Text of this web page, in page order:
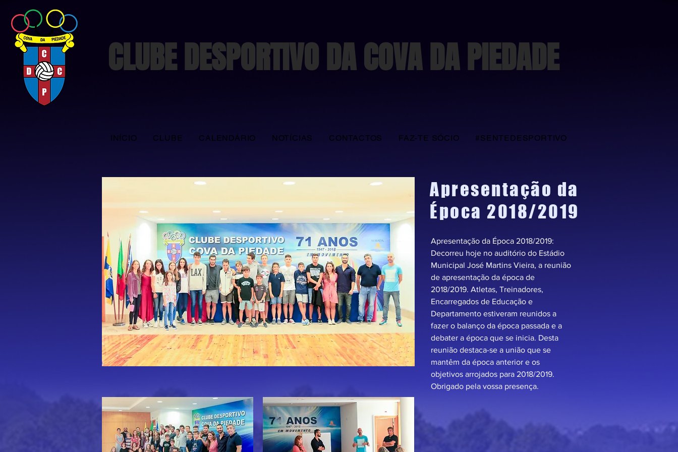
CLUBE DESPORTIVO DA COVA DA PIEDADE
INÍCIO CLUBE CALENDÁRIO NOTÍCIAS CONTACTOS FAZ-TE SÓCIO #SENTEDESPORTIVO
Apresentação da
Época 2018/2019
Apresentação da Época 2018/2019:
Decorreu hoje no auditório do Estádio
Municipal José Martins Vieira, a reunião
de apresentação da época de
2018/2019. Atletas, Treinadores,
Encarregados de Educação e
Departamento estiveram reunidos a
fazer o balanço da época passada e a
debater a época que se inicia. Desta
reunião destaca-se a união que se
mantêm da época anterior e os
objetivos arrojados para 2018/2019.
Obrigado pela vossa presença.